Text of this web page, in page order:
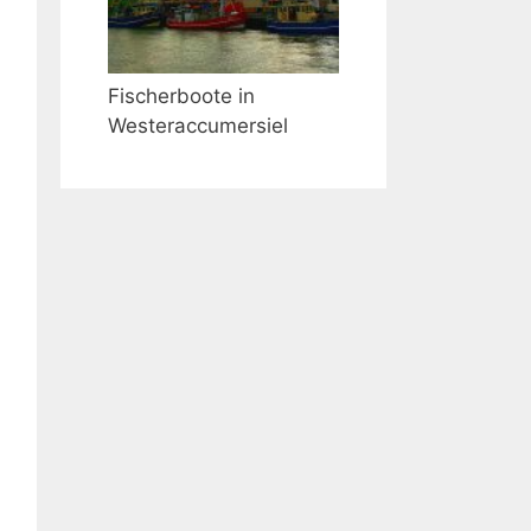
Fischerboote in
Westeraccumersiel